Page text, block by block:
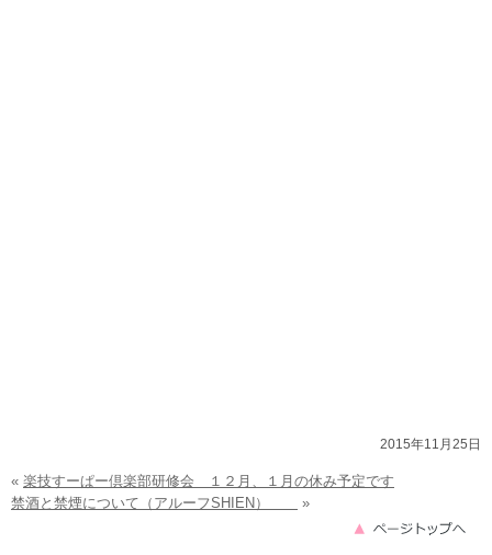
2015年11月25日
« 楽技すーぱー倶楽部研修会 １２月、１月の休み予定です
禁酒と禁煙について（アルーフSHIEN）
»